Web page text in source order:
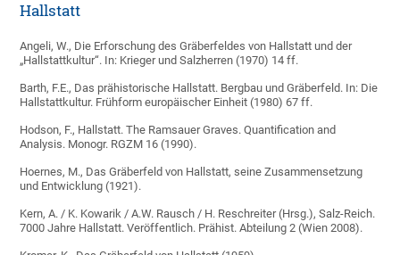
Hallstatt
Angeli, W., Die Erforschung des Gräberfeldes von Hallstatt und der
„Hallstattkultur“. In: Krieger und Salzherren (1970) 14 ff.
Barth, F.E., Das prähistorische Hallstatt. Bergbau und Gräberfeld. In: Die
Hallstattkultur. Frühform europäischer Einheit (1980) 67 ff.
Hodson, F., Hallstatt. The Ramsauer Graves. Quantification and
Analysis. Monogr. RGZM 16 (1990).
Hoernes, M., Das Gräberfeld von Hallstatt, seine Zusammensetzung
und Entwicklung (1921).
Kern, A. / K. Kowarik / A.W. Rausch / H. Reschreiter (Hrsg.), Salz-Reich.
7000 Jahre Hallstatt. Veröffentlich. Prähist. Abteilung 2 (Wien 2008).